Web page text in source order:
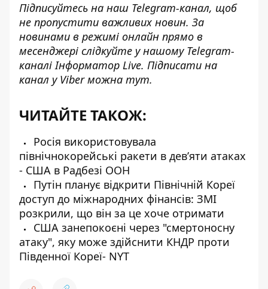
Підписуйтесь на наш Telegram-канал, щоб
не пропустити важливих новин. За
новинами в режимі онлайн прямо в
месенджері слідкуйте у нашому Telegram-
каналіІнформатор Live. Підписати на
канал у Viber можна тут.
ЧИТАЙТЕ ТАКОЖ:
Росія використовувала
північнокорейські ракети в дев’яти атаках
- США в Радбезі ООН
Путін планує відкрити Північній Кореї
доступ до міжнародних фінансів: ЗМІ
розкрили, що він за це хоче отримати
США занепокоєні через "смертоносну
атаку", яку може здійснити КНДР проти
Південної Кореї- NYT